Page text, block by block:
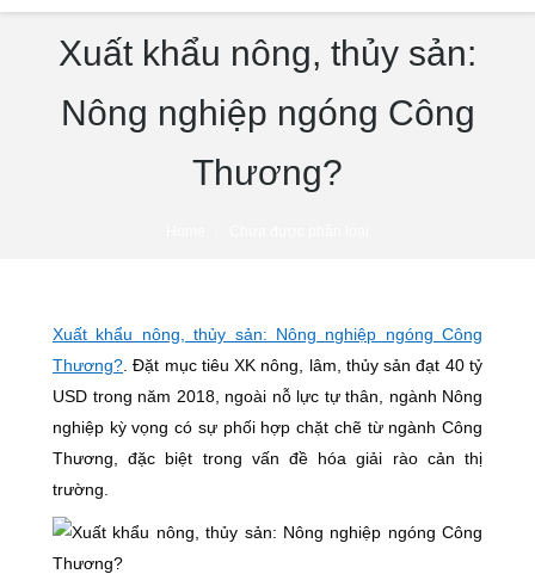
Xuất khẩu nông, thủy sản:
Nông nghiệp ngóng Công
Thương?
Xuất khẩu nông, thủy sản: Nông nghiệp ngóng Công
Thương? . Đặt mục tiêu XK nông, lâm, thủy sản đạt 40 tỷ
USD trong năm 2018, ngoài nỗ lực tự thân, ngành Nông
nghiệp kỳ vọng có sự phối hợp chặt chẽ từ ngành Công
Thương, đặc biệt trong vấn đề hóa giải rào cản thị
trường.